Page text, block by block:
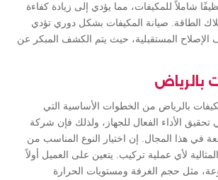
شاملاً للمكيفات، مما يؤدي إلى زيادة كفاءة
الطاقة. صيانة المكيفات بشكل دوري تؤدي
الإصلاح المستقبلية، حيث يتم الكشف المبكر عن
بالرياض
بالرياض من الخطوات الأساسية التي
الأداء الفعال للجهاز، ولذلك فإن شركة
في هذا المجال. إن اختيار النوع المناسب من
لأي عملية تركيب. يتعين على العميل أولاً
مثل حجم الغرفة ومستويات الحرارة